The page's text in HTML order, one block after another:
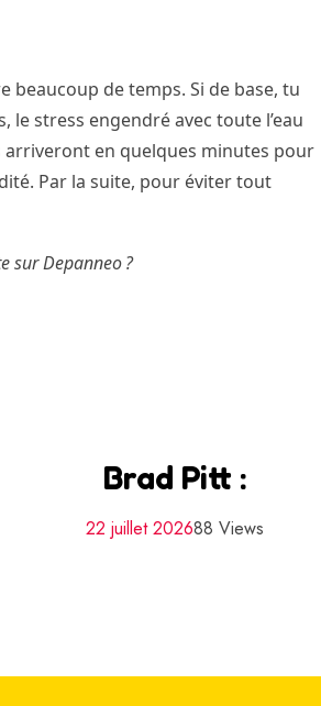
beaucoup de temps. Si de base, tu
stress engendré avec toute l’eau
en quelques minutes pour
Par la suite, pour éviter tout
sur Depanneo ?
Brad Pitt :
22 juillet 202688 Views